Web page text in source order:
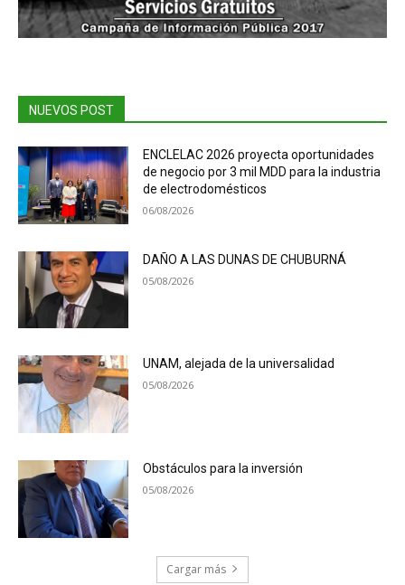
NUEVOS POST
ENCLELAC 2026 proyecta oportunidades
de negocio por 3 mil MDD para la industria
de electrodomésticos
06/08/2026
DAÑO A LAS DUNAS DE CHUBURNÁ
05/08/2026
UNAM, alejada de la universalidad
05/08/2026
Obstáculos para la inversión
05/08/2026
Cargar más